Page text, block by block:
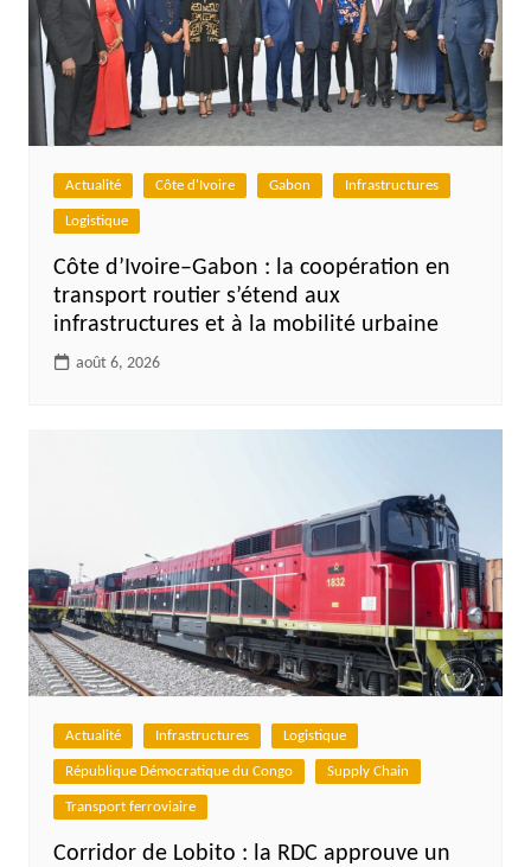
Actualité Côte d'Ivoire Gabon Infrastructures
Logistique
Côte d’Ivoire–Gabon : la coopération en
transport routier s’étend aux
infrastructures et à la mobilité urbaine
août 6, 2026
Actualité Infrastructures Logistique
République Démocratique du Congo Supply Chain
Transport ferroviaire
Corridor de Lobito : la RDC approuve un